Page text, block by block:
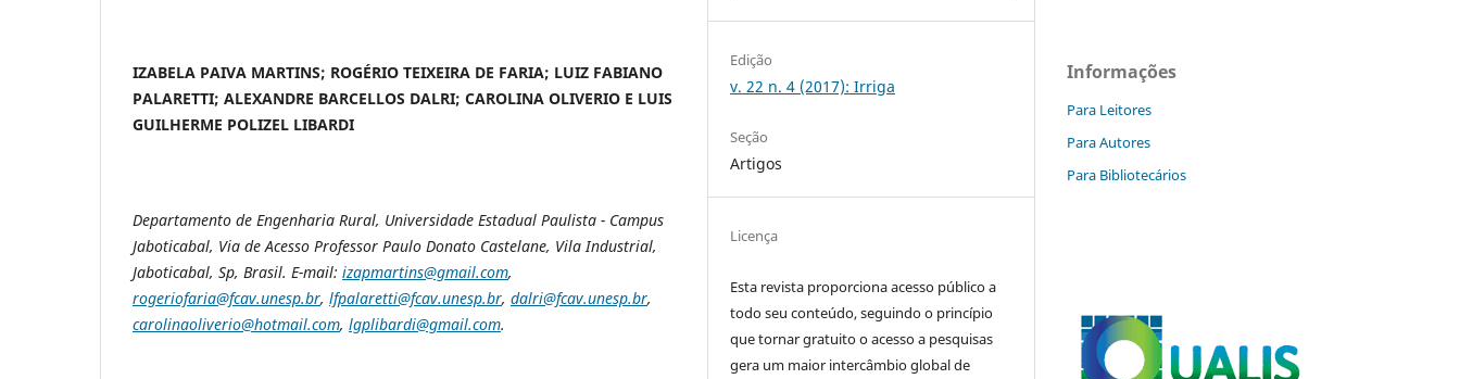
IZABELA PAIVA MARTINS; ROGÉRIO TEIXEIRA DE FARIA; LUIZ FABIANO
PALARETTI; ALEXANDRE BARCELLOS DALRI; CAROLINA OLIVERIO E LUIS
GUILHERME POLIZEL LIBARDI
Departamento de Engenharia Rural, Universidade Estadual Paulista - Campus
Jaboticabal, Via de Acesso Professor Paulo Donato Castelane, Vila Industrial,
Jaboticabal, Sp, Brasil. E-mail: izapmartins@gmail.com,
rogeriofaria@fcav.unesp.br, lfpalaretti@fcav.unesp.br, dalri@fcav.unesp.br,
carolinaoliverio@hotmail.com, lgplibardi@gmail.com.
Edição
v. 22 n. 4 (2017): Irriga
Seção
Artigos
Licença
Esta revista proporciona acesso público a
todo seu conteúdo, seguindo o princípio
que tornar gratuito o acesso a pesquisas
gera um maior intercâmbio global de
Informações
Para Leitores
Para Autores
Para Bibliotecários